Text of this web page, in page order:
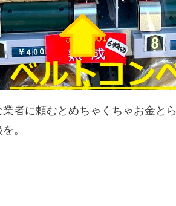
者に頼むとめちゃくちゃお金と
。